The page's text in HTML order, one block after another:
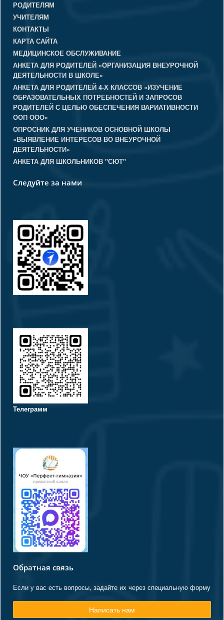
РОДИТЕЛЯМ
УЧИТЕЛЯМ
КОНТАКТЫ
КАРТА САЙТА
МЕДИЦИНСКОЕ ОБСЛУЖИВАНИЕ
АНКЕТА ДЛЯ РОДИТЕЛЕЙ «ОРГАНИЗАЦИЯ ВНЕУРОЧНОЙ
ДЕЯТЕЛЬНОСТИ В ШКОЛЕ»
АНКЕТА ДЛЯ РОДИТЕЛЕЙ 4-Х КЛАССОВ «ИЗУЧЕНИЕ
ОБРАЗОВАТЕЛЬНЫХ ПОТРЕБНОСТЕЙ И ЗАПРОСОВ
РОДИТЕЛЕЙ С ЦЕЛЬЮ ОБЕСПЕЧЕНИЯ ВАРИАТИВНОСТИ
ООП ООО»
ОПРОСНИК ДЛЯ УЧЕНИКОВ ОСНОВНОЙ ШКОЛЫ
«ВЫЯВЛЕНИЕ ИНТЕРЕСОВ ВО ВНЕУРОЧНОЙ
ДЕЯТЕЛЬНОСТИ»
АНКЕТА ДЛЯ ШКОЛЬНИКОВ "СЮТ"
Следуйте за нами
Телеграмм
Обратная связь
Если у вас есть вопросы, задайте их через специальную форму
Написать нам